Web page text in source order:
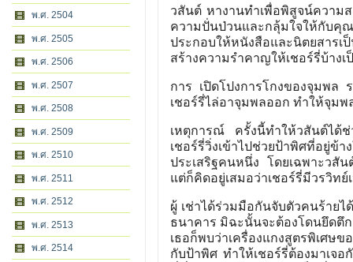
พ.ศ. 2504
พ.ศ. 2505
พ.ศ. 2506
พ.ศ. 2507
พ.ศ. 2508
พ.ศ. 2509
พ.ศ. 2510
พ.ศ. 2511
พ.ศ. 2512
พ.ศ. 2513
พ.ศ. 2514
วสันต์ หางานทำเพื่อพิสูจน์ความ
ความปั่นป่วนและกลุ้มใจให้กับ
ประกอบให้หนังสือและนิตยสารเ
สร้างความรำคาญให้เชอร์รี่บ้างเ
การ เปิดโปงการโกงของจุมพล
เชอร์รี่ไล่อาจุมพลออก ทำให้จุมพ
เหตุการณ์ ครั้งนี้ทำให้วสันต์ได้
เชอร์รี่วิ่งเข้าไปช่วยป้าพิศที่อยู่
ประเสริฐคนหนึ่ง โดยเฉพาะวสัน
แต่ก็คิดอยู่เสมอว่าเชอร์รี่มีวรวิท
ผู้ เช่าได้ร่วมมือกันจับตัวคนร้าย
ธนาคาร มิฉะนั้นจะต้องโดนยึดตึก
เธอก็พบว่าเครื่องแกงสูตรพิเศษ
กับป้าพิศ ทำให้เชอร์รี่ต้องมาเจ